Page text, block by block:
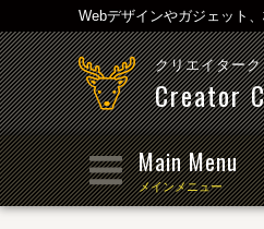
Webデザインやガジェット
クリエイター
Creator
Main Menu
メインメニュー